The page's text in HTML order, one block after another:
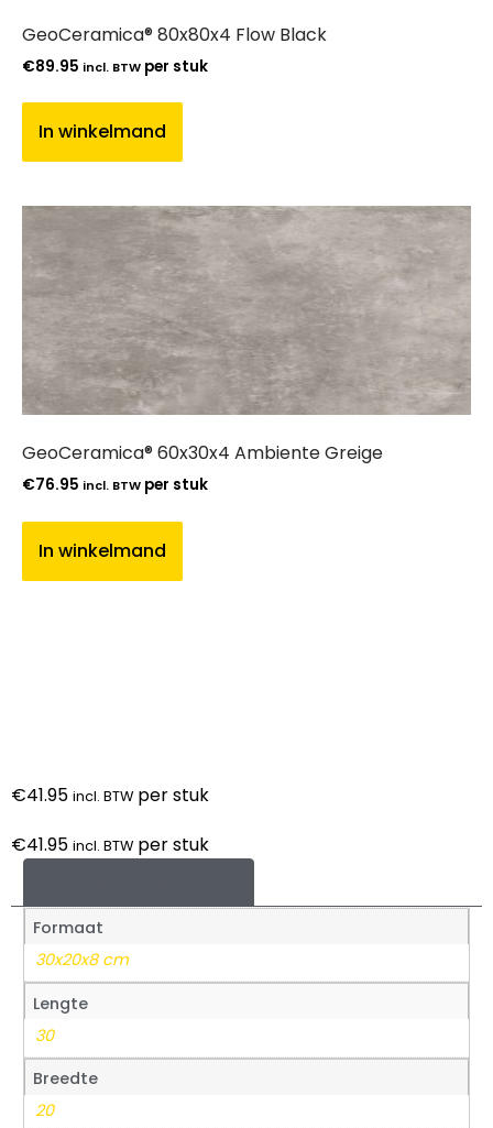
GeoCeramica® 80x80x4 Flow Black
€89.95 incl. BTW per stuk
In winkelmand
GeoCeramica® 60x30x4 Ambiente Greige
€76.95 incl. BTW per stuk
In winkelmand
€41.95 incl. BTW per stuk
€41.95 incl. BTW per stuk
Formaat
30x20x8 cm
Lengte
30
Breedte
20